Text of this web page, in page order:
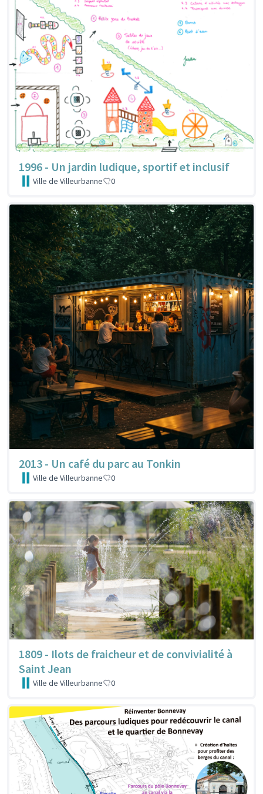
1996 - Un jardin ludique, sportif et inclusif
Ville de Villeurbanne 0
2013 - Un café du parc au Tonkin
Ville de Villeurbanne 0
1809 - Ilots de fraicheur et de convivialité à
Saint Jean
Ville de Villeurbanne 0